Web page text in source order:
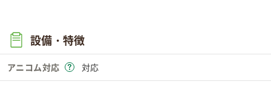
設備・特徴
アニコム対応 対応